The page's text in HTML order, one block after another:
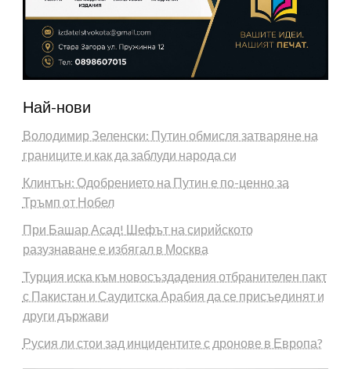
Най-нови
Володимир Зеленски: Путин обмисля затваряне на
границите и как да заблуди народа си
Клинтън: Одобрението на Путин е по-ценно за
Тръмп от Нобел
При Башар Асад! Шефът на сирийското
разузнаване е избягал в Москва
Турция иска към новосъздадения отбранителен пакт
с Пакистан и Саудитска Арабия да се присъединят и
други държави
Русия ли стои зад инцидентите с дронове в Европа?